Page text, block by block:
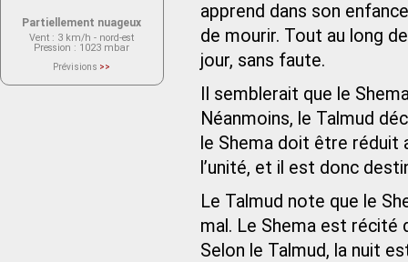
apprend dans son
de mourir. Tout au long
jour, sans faute.
Il semblerait que le
Néanmoins, le Talmud
le Shema doit être réduit
l’unité, et il est donc
Le Talmud note que le
mal. Le Shema est récité
Selon le Talmud, la nuit
Partiellement nuageux
Vent : 3 km/h - nord-est
Pression : 1023 mbar
Prévisions >>
actuellement aucune prévision